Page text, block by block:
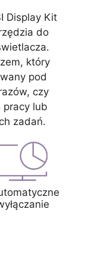
Display Kit
do
który
pod
czy
lub
zadań.